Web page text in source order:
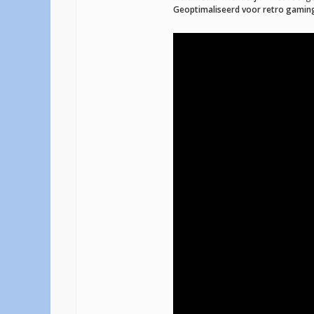
Geoptimaliseerd voor retro